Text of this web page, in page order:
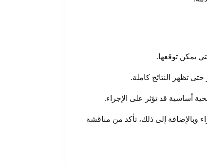
يمكن توقعها.
تظهر النتائج كاملة.
أساسية قد تؤثر على الإجراء.
وبالإضافة إلى ذلك، تأكد من مناقشة